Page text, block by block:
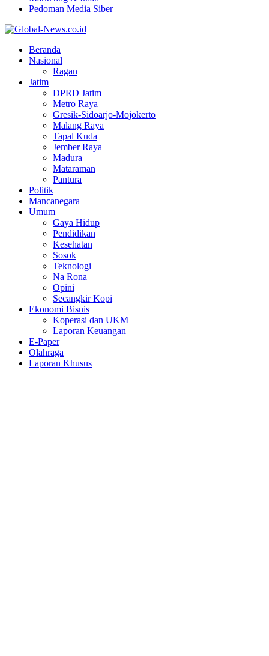
Pedoman Media Siber
Beranda
Nasional
Ragan
Jatim
DPRD Jatim
Metro Raya
Gresik-Sidoarjo-Mojokerto
Malang Raya
Tapal Kuda
Jember Raya
Madura
Mataraman
Pantura
Politik
Mancanegara
Umum
Gaya Hidup
Pendidikan
Kesehatan
Sosok
Teknologi
Na Rona
Opini
Secangkir Kopi
Ekonomi Bisnis
Koperasi dan UKM
Laporan Keuangan
E-Paper
Olahraga
Laporan Khusus